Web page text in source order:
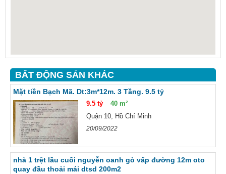
BẤT ĐỘNG SẢN KHÁC
Mặt tiền Bạch Mã. Dt:3m*12m. 3 Tầng. 9.5 tỷ
9.5 tỷ
40 m²
Quận 10, Hồ Chí Minh
20/09/2022
nhà 1 trệt lầu cuối nguyễn oanh gò vấp đường 12m oto
quay đầu thoải mái dtsd 200m2